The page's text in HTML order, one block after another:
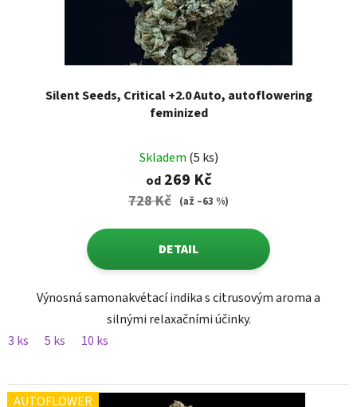
Silent Seeds, Critical +2.0 Auto, autoflowering
feminized
Skladem (5 ks)
od269 Kč
728 Kč (až –63 %)
DETAIL
Výnosná samonakvétací indika s citrusovým aroma a
silnými relaxačními účinky.
3 ks
5 ks 10 ks
AUTOFLOWER